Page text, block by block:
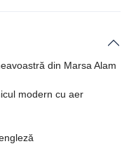
din Marsa Alam
modern cu aer